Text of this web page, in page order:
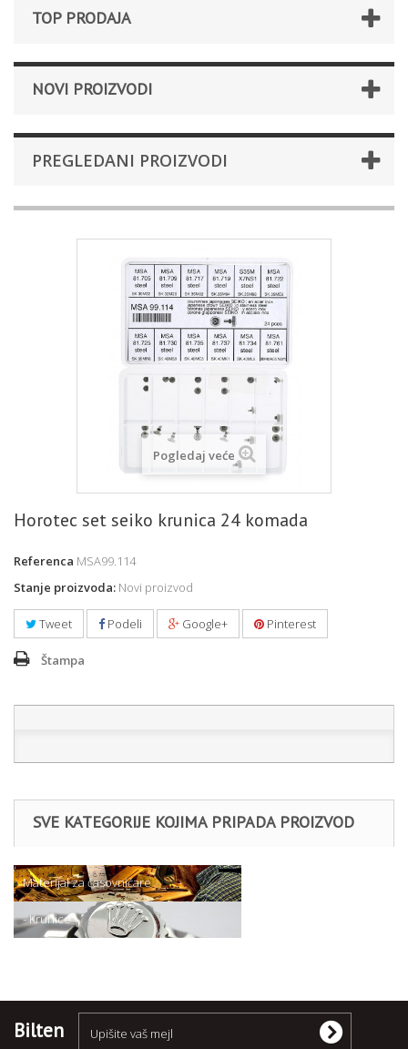
TOP PRODAJA
NOVI PROIZVODI
PREGLEDANI PROIZVODI
Pogledaj veće
Horotec set seiko krunica 24 komada
Referenca MSA99.114
Stanje proizvoda: Novi proizvod
Tweet Podeli Google+ Pinterest
Štampa
SVE KATEGORIJE KOJIMA PRIPADA PROIZVOD
Materijal za časovničare
- Krunice
Bilten